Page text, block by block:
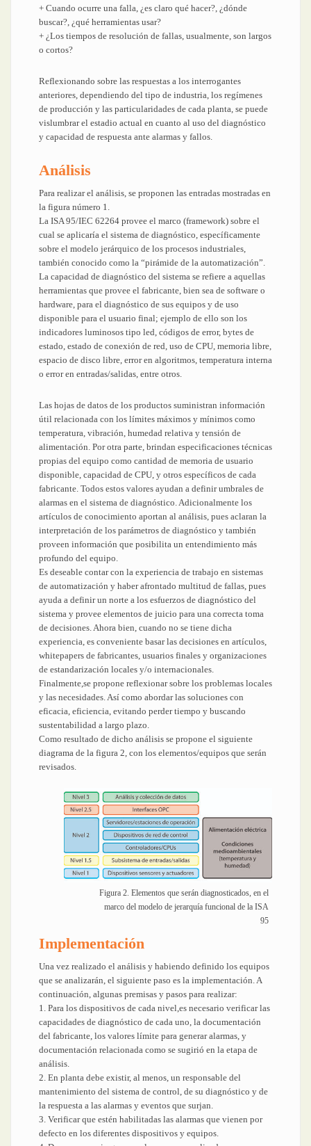
+ Cuando ocurre una falla, ¿es claro qué hacer?, ¿dónde
buscar?, ¿qué herramientas usar?
+ ¿Los tiempos de resolución de fallas, usualmente, son largos
o cortos?
Reflexionando sobre las respuestas a los interrogantes
anteriores, dependiendo del tipo de industria, los regímenes
de producción y las particularidades de cada planta, se puede
vislumbrar el estadio actual en cuanto al uso del diagnóstico
y capacidad de respuesta ante alarmas y fallos.
Análisis
Para realizar el análisis, se proponen las entradas mostradas en
la figura número 1.
La ISA 95/IEC 62264 provee el marco (framework) sobre el
cual se aplicaría el sistema de diagnóstico, específicamente
sobre el modelo jerárquico de los procesos industriales,
también conocido como la “pirámide de la automatización”.
La capacidad de diagnóstico del sistema se refiere a aquellas
herramientas que provee el fabricante, bien sea de software o
hardware, para el diagnóstico de sus equipos y de uso
disponible para el usuario final; ejemplo de ello son los
indicadores luminosos tipo led, códigos de error, bytes de
estado, estado de conexión de red, uso de CPU, memoria libre,
espacio de disco libre, error en algoritmos, temperatura interna
o error en entradas/salidas, entre otros.
Las hojas de datos de los productos suministran información
útil relacionada con los límites máximos y mínimos como
temperatura, vibración, humedad relativa y tensión de
alimentación. Por otra parte, brindan especificaciones técnicas
propias del equipo como cantidad de memoria de usuario
disponible, capacidad de CPU, y otros específicos de cada
fabricante. Todos estos valores ayudan a definir umbrales de
alarmas en el sistema de diagnóstico. Adicionalmente los
artículos de conocimiento aportan al análisis, pues aclaran la
interpretación de los parámetros de diagnóstico y también
proveen información que posibilita un entendimiento más
profundo del equipo.
Es deseable contar con la experiencia de trabajo en sistemas
de automatización y haber afrontado multitud de fallas, pues
ayuda a definir un norte a los esfuerzos de diagnóstico del
sistema y provee elementos de juicio para una correcta toma
de decisiones. Ahora bien, cuando no se tiene dicha
experiencia, es conveniente basar las decisiones en artículos,
whitepapers de fabricantes, usuarios finales y organizaciones
de estandarización locales y/o internacionales.
Finalmente,se propone reflexionar sobre los problemas locales
y las necesidades. Así como abordar las soluciones con
eficacia, eficiencia, evitando perder tiempo y buscando
sustentabilidad a largo plazo.
Como resultado de dicho análisis se propone el siguiente
diagrama de la figura 2, con los elementos/equipos que serán
revisados.
Figura 2. Elementos que serán diagnosticados, en el
marco del modelo de jerarquía funcional de la ISA
95
Implementación
Una vez realizado el análisis y habiendo definido los equipos
que se analizarán, el siguiente paso es la implementación. A
continuación, algunas premisas y pasos para realizar:
1. Para los dispositivos de cada nivel,es necesario verificar las
capacidades de diagnóstico de cada uno, la documentación
del fabricante, los valores límite para generar alarmas, y
documentación relacionada como se sugirió en la etapa de
análisis.
2. En planta debe existir, al menos, un responsable del
mantenimiento del sistema de control, de su diagnóstico y de
la respuesta a las alarmas y eventos que surjan.
3. Verificar que estén habilitadas las alarmas que vienen por
defecto en los diferentes dispositivos y equipos.